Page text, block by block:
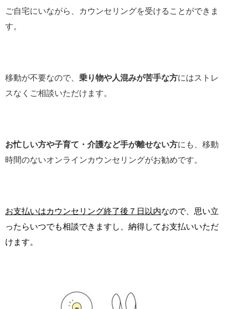
ご自宅にいながら、カウンセリングを受けることができま
す。
移動が不要なので、 乗り物や人混みが苦手な方にはストレ
スなくご相談いただけます。
お忙しい方や子育て・介護など手が離せない方にも、移動
時間のないオンラインカウンセリングがお勧めです。
お支払いはカウンセリング終了後７日以内なので、思い立
ったらいつでも相談できますし、納得してお支払いいただ
けます。